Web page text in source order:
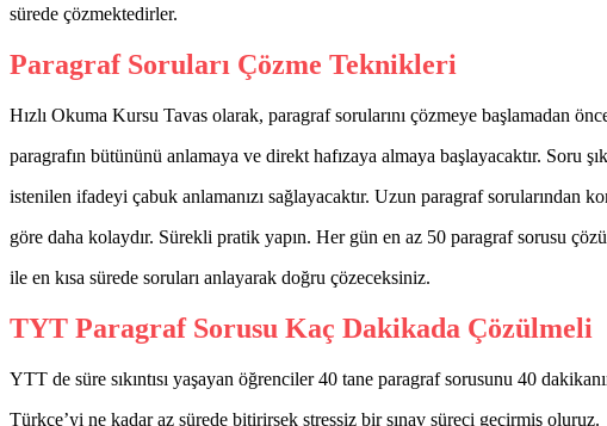
sürede çözmektedirler.
Paragraf Soruları Çözme Teknikleri
Hızlı Okuma Kursu Tavas olarak, paragraf sorularını çözmeye başlamadan
paragrafın bütününü anlamaya ve direkt hafızaya almaya başlayacaktır. Soru
istenilen ifadeyi çabuk anlamanızı sağlayacaktır. Uzun paragraf sorularından
göre daha kolaydır. Sürekli pratik yapın. Her gün en az 50 paragraf sorusu
ile en kısa sürede soruları anlayarak doğru çözeceksiniz.
TYT Paragraf Sorusu Kaç Dakikada Çözülmeli
YTT de süre sıkıntısı yaşayan öğrenciler 40 tane paragraf sorusunu 40
Türkçe’yi ne kadar az sürede bitirirsek stressiz bir sınav süreci geçirmiş oluruz.